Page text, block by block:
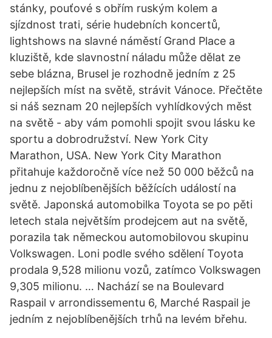
stánky, pouťové s obřím ruským kolem a
sjízdnost trati, série hudebních koncertů,
lightshows na slavné náměstí Grand Place a
kluziště, kde slavnostní náladu může dělat ze
sebe blázna, Brusel je rozhodně jedním z 25
nejlepších míst na světě, strávit Vánoce. Přečtěte
si náš seznam 20 nejlepších vyhlídkových měst
na světě - aby vám pomohli spojit svou lásku ke
sportu a dobrodružství. New York City
Marathon, USA. New York City Marathon
přitahuje každoročně více než 50 000 běžců na
jednu z nejoblíbenějších běžících událostí na
světě. Japonská automobilka Toyota se po pěti
letech stala největším prodejcem aut na světě,
porazila tak německou automobilovou skupinu
Volkswagen. Loni podle svého sdělení Toyota
prodala 9,528 milionu vozů, zatímco Volkswagen
9,305 milionu. … Nachází se na Boulevard
Raspail v arrondissementu 6, Marché Raspail je
jedním z nejoblíbenějších trhů na levém břehu.